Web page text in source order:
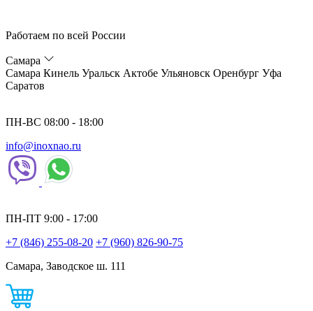
Работаем по всей России
Самара
Самара Кинель Уральск Актобе Ульяновск Оренбург Уфа
Саратов
ПН-ВС 08:00 - 18:00
info@inoxnao.ru
ПН-ПТ 9:00 - 17:00
+7 (846) 255-08-20 +7 (960) 826-90-75
Самара, Заводское ш. 111